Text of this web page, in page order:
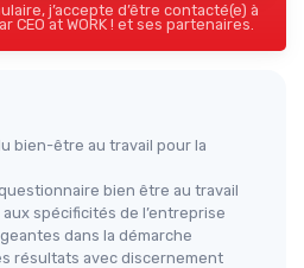
j’accepte d’être contacté(e) à
CEO at WORK ! et ses partenaires.
bien-être au travail pour la
bien être au travail
spécificités de l’entreprise
dans la démarche
résultats avec discernement